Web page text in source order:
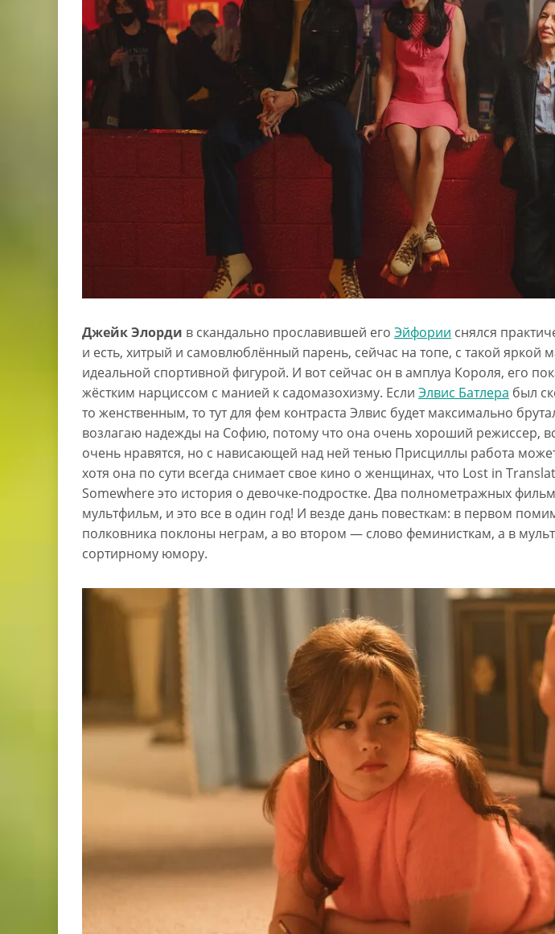
Джейк Элорди в скандально прославившей его Эйфории снялся
и есть, хитрый и самовлюблённый парень, сейчас на топе, с такой яркой
идеальной спортивной фигурой. И вот сейчас он в амплуа Короля, его
жёстким нарциссом с манией к садомазохизму. Если Элвис Батлера был
то женственным, то тут для фем контраста Элвис будет максимально
возлагаю надежды на Софию, потому что она очень хороший режиссер,
очень нравятся, но с нависающей над ней тенью Присциллы работа
хотя она по сути всегда снимает свое кино о женщинах, что Lost in
Somewhere это история о девочке-подростке. Два полнометражных
мультфильм, и это все в один год! И везде дань повесткам: в первом
полковника поклоны неграм, а во втором — слово феминисткам, а в
сортирному юмору.